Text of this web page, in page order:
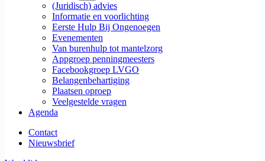
(Juridisch) advies
Informatie en voorlichting
Eerste Hulp Bij Ongenoegen
Evenementen
Van burenhulp tot mantelzorg
Appgroep penningmeesters
Facebookgroep LVGO
Belangenbehartiging
Plaatsen oproep
Veelgestelde vragen
Agenda
Contact
Nieuwsbrief